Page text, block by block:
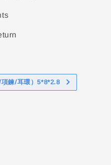
鍊/耳環）5*8*2.8